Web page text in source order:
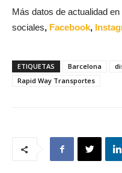
Más datos de actualidad
sociales, Facebook,
ETIQUETAS Barcelona
Rapid Way Transportes